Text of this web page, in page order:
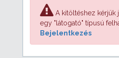
A kitöltéshez kérjük
egy "látogató" típusú
Bejelentkezés